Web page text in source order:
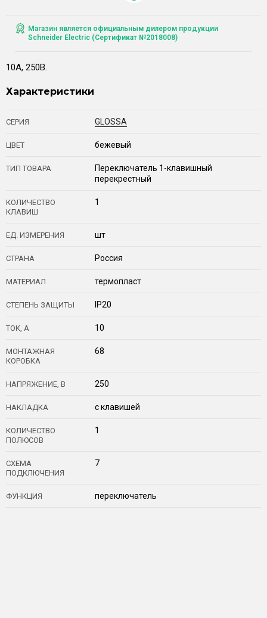
Магазин является официальным дилером продукции
Schneider Electric (Сертификат №2018008)
10А, 250В.
Характеристики
СЕРИЯ GLOSSA
ЦВЕТ бежевый
ТИП ТОВАРА
Переключатель 1-клавишный
перекрестный
КОЛИЧЕСТВО
КЛАВИШ
1
ЕД. ИЗМЕРЕНИЯ шт
СТРАНА Россия
МАТЕРИАЛ термопласт
СТЕПЕНЬ ЗАЩИТЫ IP20
ТОК, А 10
МОНТАЖНАЯ
КОРОБКА
68
НАПРЯЖЕНИЕ, В 250
НАКЛАДКА с клавишей
КОЛИЧЕСТВО
ПОЛЮСОВ
1
СХЕМА
ПОДКЛЮЧЕНИЯ
7
ФУНКЦИЯ переключатель